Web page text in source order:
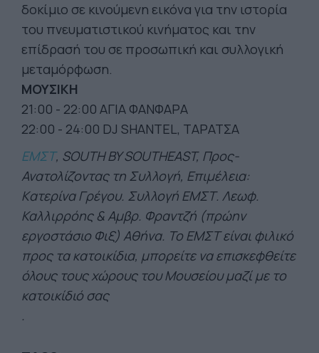
δοκίμιο σε κινούμενη εικόνα για την ιστορία
του πνευματιστικού κινήματος και την
επίδρασή του σε προσωπική και συλλογική
μεταμόρφωση.
ΜΟΥΣΙΚΗ
21:00 - 22:00 ΑΓΙΑ ΦΑΝΦΑΡΑ
22:00 - 24:00 DJ SHANTEL, ΤΑΡΑΤΣΑ
ΕΜΣΤ, SOUTH BY SOUTHEAST, Προς-
Ανατολίζοντας τη Συλλογή, Επιμέλεια:
Kατερίνα Γρέγου. Συλλογή ΕΜΣΤ. Λεωφ.
Καλλιρρόης & Αμβρ. Φραντζή (πρώην
εργοστάσιο Φιξ) Αθήνα. Το ΕΜΣΤ είναι φιλικό
προς τα κατοικίδια, μπορείτε να επισκεφθείτε
όλους τους χώρους του Μουσείου μαζί με το
κατοικίδιό σας
.